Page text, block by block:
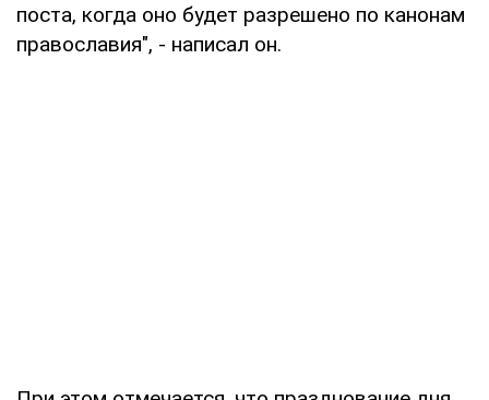
поста, когда оно будет разрешено по канонам
православия", - написал он.